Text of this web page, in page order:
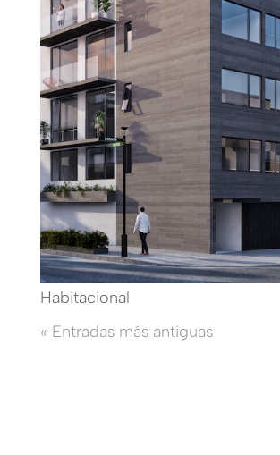
Habitacional
« Entradas más antiguas